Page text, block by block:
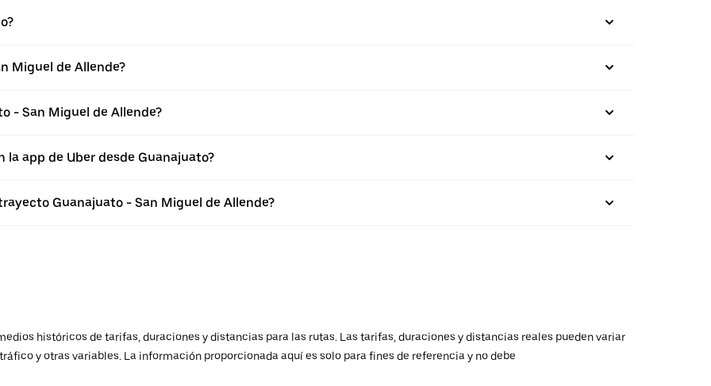
Miguel de Allende?
- San Miguel de Allende?
app de Uber desde Guanajuato?
Guanajuato - San Miguel de Allende?
históricos de tarifas, duraciones y distancias para las rutas. Las tarifas, duraciones y distancias reales pueden variar
y otras variables. La información proporcionada aquí es solo para fines de referencia y no debe